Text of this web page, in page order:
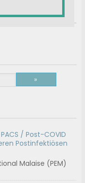
/ Post-COVID
Postinfektiösen
Malaise (PEM)